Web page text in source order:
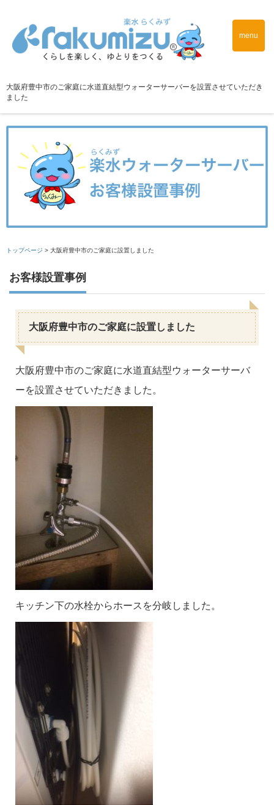
menu
大阪府豊中市のご家庭に水道直結型ウォーターサーバーを設置させていただき
ました
トップページ > 大阪府豊中市のご家庭に設置しました
お客様設置事例
大阪府豊中市のご家庭に設置しました
大阪府豊中市のご家庭に水道直結型ウォーターサーバ
ーを設置させていただきました。
キッチン下の水栓からホースを分岐しました。